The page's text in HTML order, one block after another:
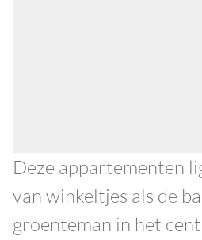
Deze appartementen
van winkeltjes als de
groenteman in het